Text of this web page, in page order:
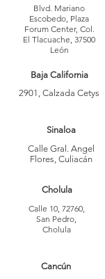
Blvd. Mariano
Escobedo, Plaza
Forum Center, Col.
El Tlacuache, 37500
León
Baja California
2901, Calzada Cetys
Sinaloa
Calle Gral. Angel
Flores, Culiacán
Cholula
Calle 10, 72760,
San Pedro,
Cholula
Cancún